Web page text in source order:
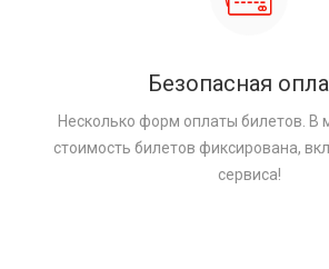
Безопасная
Несколько форм оплаты билетов. В
стоимость билетов фиксирована,
сервиса!